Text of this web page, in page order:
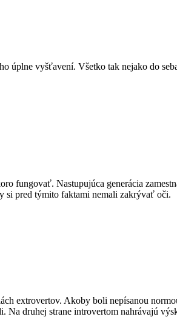
vyšťavení. Všetko tak nejako do
fungovať. Nastupujúca generácia
si pred týmito faktami nemali zakrývať oči.
extrovertov. Akoby boli nepísanou
druhej strane introvertom nahrávajú